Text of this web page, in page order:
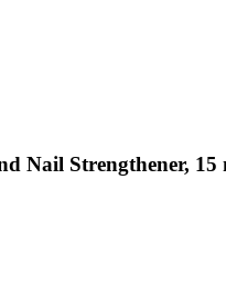
Nail Strengthener, 15